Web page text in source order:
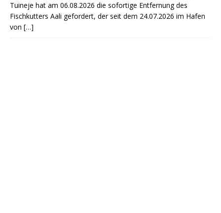
Tuineje hat am 06.08.2026 die sofortige Entfernung des
Fischkutters Aali gefordert, der seit dem 24.07.2026 im Hafen
von […]